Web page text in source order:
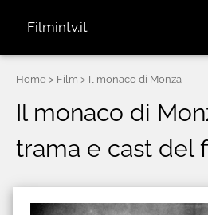
Filmintv.it
Home > Film > Il monaco di Monza
Il monaco di
trama e cast del